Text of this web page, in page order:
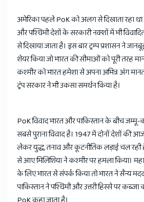
अमेरिका पहले PoK को अलग से दिखाता रहा था
और पश्चिमी देशों के सरकारी नक्शों में भी
से दिखाया जाता है। इस बार ट्रम्प प्रशासन ने
शेयर किया जो भारत की सीमाओं को पूरी तरह
कश्मीर को भारत हमेशा से अपना अभिन्न अंग
ट्रंप सरकार ने भी उकसा समर्थन किया है।
PoK विवाद भारत और पाकिस्तान के बीच जम्मू-
सबसे पुराना विवाद है। 1947 में दोनों देशों की
लेकर युद्ध, तनाव और कूटनीतिक लड़ाई चल रही
से आए मिलिशिया ने कश्मीर पर हमला किया।
के लिए भारत से संपर्क किया तो भारत ने सैन्य
पाकिस्तान ने पश्चिमी और उत्तरी हिस्से पर